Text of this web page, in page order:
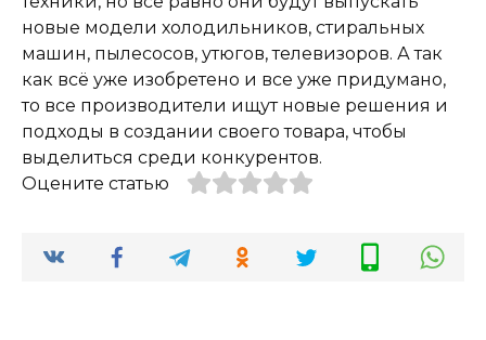
новые модели холодильников, стиральных
машин, пылесосов, утюгов, телевизоров. А так
как всё уже изобретено и все уже придумано,
то все производители ищут новые решения и
подходы в создании своего товара, чтобы
выделиться среди конкурентов.
Оцените статью